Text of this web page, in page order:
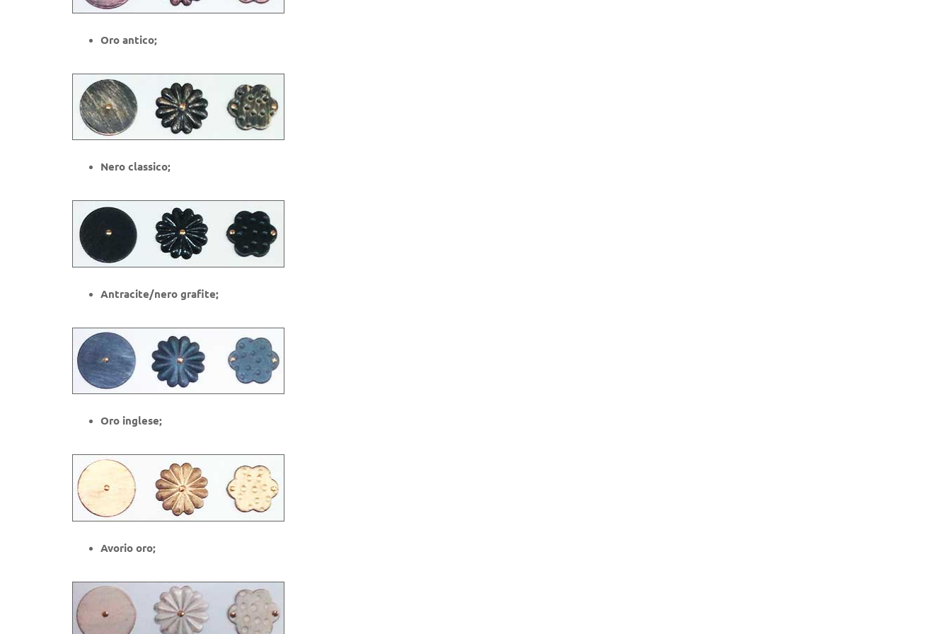
Oro antico;
Nero classico;
Antracite/nero grafite;
Oro inglese;
Avorio oro;